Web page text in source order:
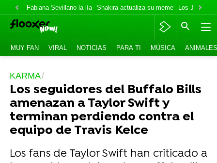
Fabiana Sevillano la lía Shakira actualiza su meme Los Jonas
MUY FAN VIRAL NOTICIAS PARA TI MÚSICA ANIMALES
KARMA
Los seguidores del Buffalo Bills
amenazan a Taylor Swift y
terminan perdiendo contra el
equipo de Travis Kelce
Los fans de Taylor Swift han criticado a